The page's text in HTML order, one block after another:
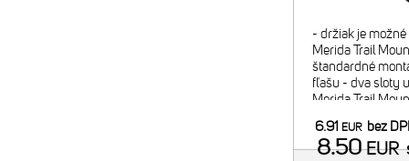
- držiak je
Merida Trail
štandardné
fľašu - dva sloty
Merida Trail
minipumpy) -
6.91 EUR bez
8.50EUR